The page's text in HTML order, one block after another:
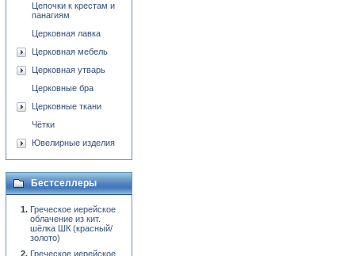
Цепочки к крестам и
панагиям
Церковная лавка
Церковная мебель
Церковная утварь
Церковные бра
Церковные ткани
Чётки
Ювелирные изделия
Бестселлеры
Греческое иерейское
облачение из кит.
шёлка ШК (красный/
золото)
Греческое иерейское